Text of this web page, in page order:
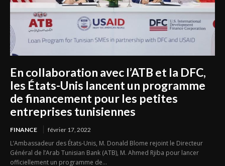
En collaboration avec l’ATB et la DFC,
les États-Unis lancent un programme
de financement pour les petites
entreprises tunisiennes
FINANCE février 17, 2022
L’Ambassadeur des États-Unis, M. Donald Blome rejoint le Directeur
Général de l’Arab Tunisian Bank (ATB), M. Ahmed Rjiba pour lancer
officiellement un programme de...